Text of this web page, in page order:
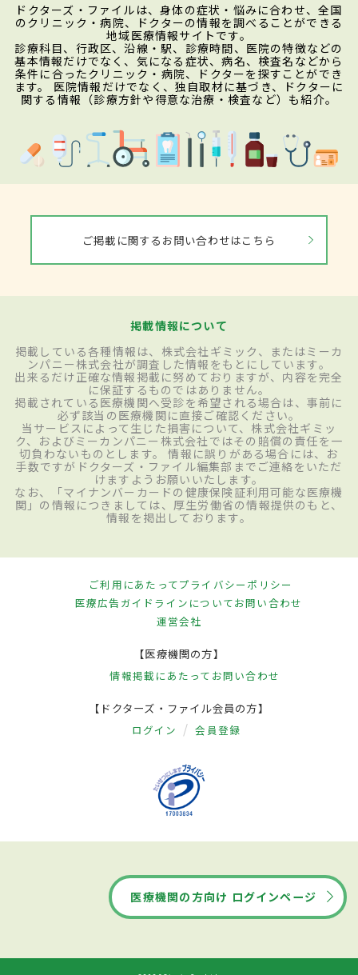
ドクターズ・ファイルは、身体の症状・悩みに合わせ、全国
のクリニック・病院、ドクターの情報を調べることができる
地域医療情報サイトです。
診療科目、行政区、沿線・駅、診療時間、医院の特徴などの
基本情報だけでなく、気になる症状、病名、検査名などから
条件に合ったクリニック・病院、ドクターを探すことができ
ます。 医院情報だけでなく、独自取材に基づき、ドクターに
関する情報（診療方針や得意な治療・検査など）も紹介。
ご掲載に関するお問い合わせはこちら
掲載情報について
掲載している各種情報は、株式会社ギミック、またはミーカ
ンパニー株式会社が調査した情報をもとにしています。
出来るだけ正確な情報掲載に努めておりますが、内容を完全
に保証するものではありません。
掲載されている医療機関へ受診を希望される場合は、事前に
必ず該当の医療機関に直接ご確認ください。
当サービスによって生じた損害について、株式会社ギミッ
ク、およびミーカンパニー株式会社ではその賠償の責任を一
切負わないものとします。 情報に誤りがある場合には、お
手数ですがドクターズ・ファイル編集部までご連絡をいただ
けますようお願いいたします。
なお、「マイナンバーカードの健康保険証利用可能な医療機
関」の情報につきましては、厚生労働省の情報提供のもと、
情報を掲出しております。
ご利用にあたってプライバシーポリシー
医療広告ガイドラインについてお問い合わせ
運営会社
【医療機関の方】
情報掲載にあたって お問い合わせ
【ドクターズ・ファイル会員の方】
ログイン 会員登録
医療機関の方向け ログインページ